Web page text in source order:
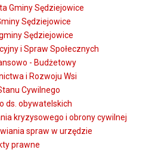
Gminy Sędziejowice
Sędziejowice
Sędziejowice
i Spraw Społecznych
- Budżetowy
i Rozwoju Wsi
Cywilnego
ds. obywatelskich
kryzysowego i obrony cywilnej
spraw w urzędzie
prawne